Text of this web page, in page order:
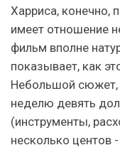
Харриса, конечно,
имеет отношение
фильм вполне
показывает, как
Небольшой сюжет,
неделю девять
(инструменты,
несколько центов